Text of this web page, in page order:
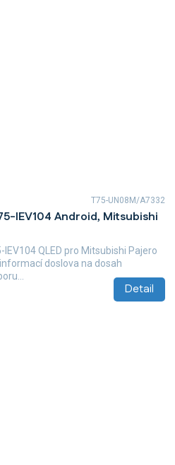
IEV104 Android, Mitsubishi
Detail
QLED pro Mitsubishi Pajero
doslova na dosah
T75-UN08M/A7332